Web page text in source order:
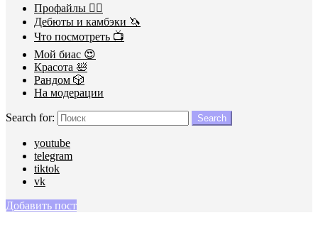
Профайлы 🕵️‍♀️
Дебюты и камбэки 🦄
Что посмотреть 📺
Мой биас 😍
Красота 🛀
Рандом 🎲
На модерации
Search for: Search
youtube
telegram
tiktok
vk
Добавить пост